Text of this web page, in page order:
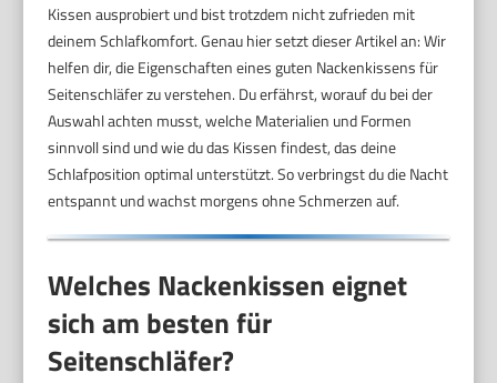
Kissen ausprobiert und bist trotzdem nicht zufrieden mit
deinem Schlafkomfort. Genau hier setzt dieser Artikel an: Wir
helfen dir, die Eigenschaften eines guten Nackenkissens für
Seitenschläfer zu verstehen. Du erfährst, worauf du bei der
Auswahl achten musst, welche Materialien und Formen
sinnvoll sind und wie du das Kissen findest, das deine
Schlafposition optimal unterstützt. So verbringst du die Nacht
entspannt und wachst morgens ohne Schmerzen auf.
Welches Nackenkissen eignet
sich am besten für
Seitenschläfer?